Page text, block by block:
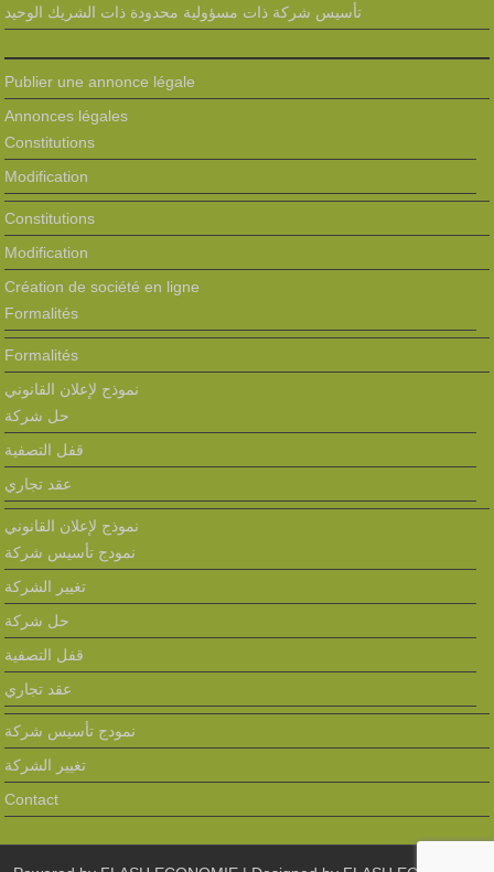
تأسيس شركة ذات مسؤولية محدودة ذات الشريك الوحيد
Publier une annonce légale
Annonces légales
Constitutions
Modification
Constitutions
Modification
Création de société en ligne
Formalités
Formalités
نموذج لإعلان القانوني
حل شركة
قفل التصفية
عقد تجاري
نموذج لإعلان القانوني
نمودج تأسيس شركة
تغيير الشركة
حل شركة
قفل التصفية
عقد تجاري
نمودج تأسيس شركة
تغيير الشركة
Contact